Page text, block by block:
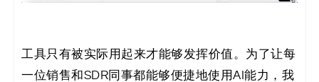
工具只有被实际用起来才能够发挥价值。为了让每
一位销售和SDR同事都能够便捷地使用AI能力，我